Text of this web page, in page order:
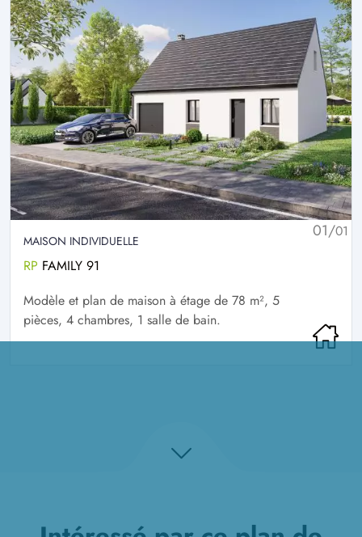
01/01
MAISON INDIVIDUELLE
RP FAMILY 91
Modèle et plan de maison à étage de 78 m², 5
pièces, 4 chambres, 1 salle de bain.